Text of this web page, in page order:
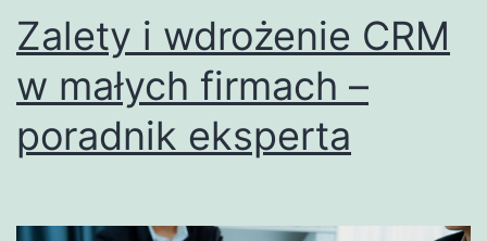
Zalety i wdrożenie CRM
w małych firmach –
poradnik eksperta